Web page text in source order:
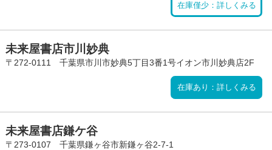
在庫僅少：詳しくみる
未来屋書店市川妙典
〒272-0111 千葉県市川市妙典5丁目3番1号イオン市川妙典店2F
在庫あり：詳しくみる
未来屋書店鎌ケ谷
〒273-0107 千葉県鎌ヶ谷市新鎌ヶ谷2-7-1